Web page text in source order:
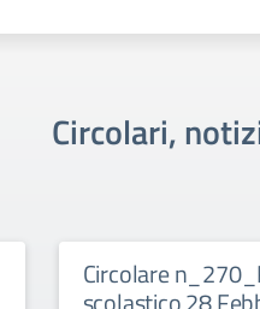
Circolari,
Circolare